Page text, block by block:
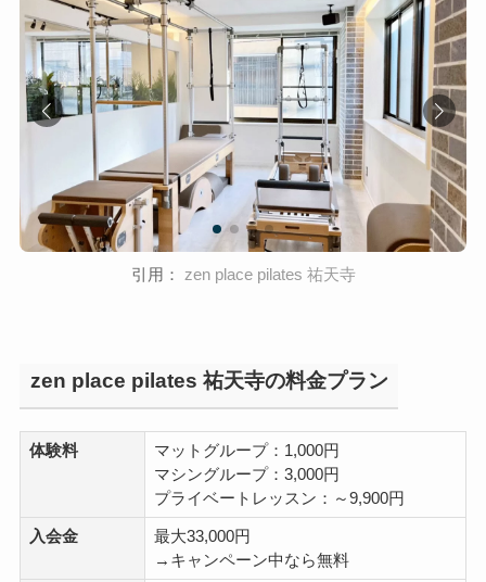
引用： zen place pilates 祐天寺
zen place pilates 祐天寺の料金プラン
体験料
マットグループ：1,000円
マシングループ：3,000円
プライベートレッスン：～9,900円
入会金
最大33,000円
→キャンペーン中なら無料